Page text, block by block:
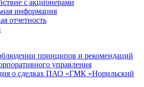
с акционерами
информация
отчетность
принципов и рекомендаций
управления
о сделках ПАО «ГМК «Норильский